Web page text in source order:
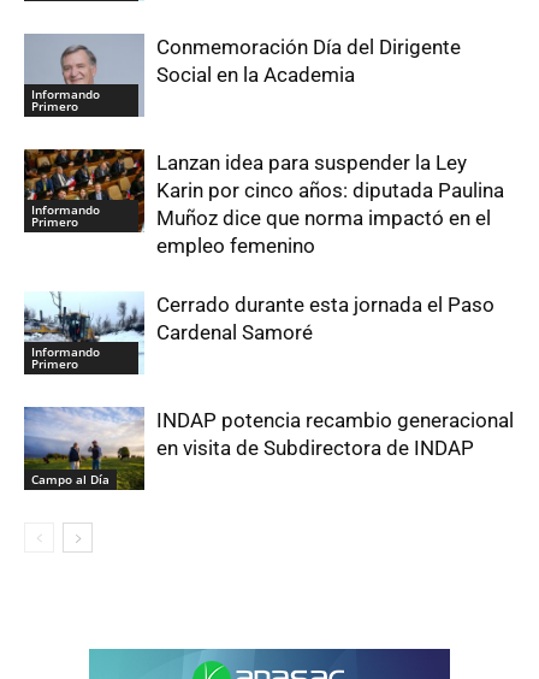
Informando
Primero
Conmemoración Día del Dirigente
Social en la Academia
Informando
Primero
Lanzan idea para suspender la Ley
Karin por cinco años: diputada Paulina
Muñoz dice que norma impactó en el
empleo femenino
Informando
Primero
Cerrado durante esta jornada el Paso
Cardenal Samoré
Campo al Día
INDAP potencia recambio generacional
en visita de Subdirectora de INDAP